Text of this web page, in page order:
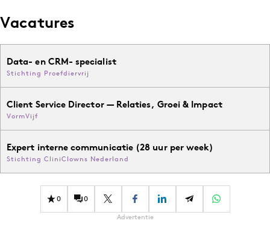
Vacatures
Data- en CRM- specialist
Stichting Proefdiervrij
Client Service Director — Relaties, Groei & Impact
VormVijf
Expert interne communicatie (28 uur per week)
Stichting CliniClowns Nederland
0 0
Advertentie